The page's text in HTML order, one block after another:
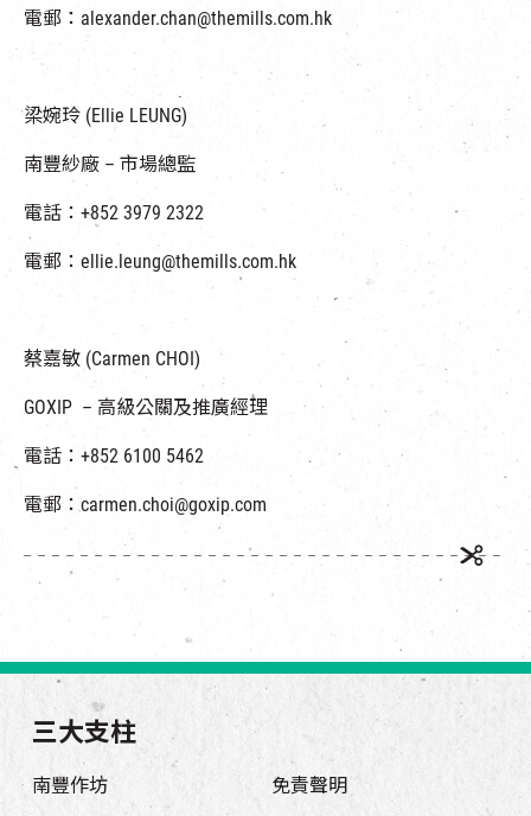
電郵：alexander.chan@themills.com.hk
梁婉玲 (Ellie LEUNG)
南豐紗廠 – 市場總監
電話：+852 3979 2322
電郵：ellie.leung@themills.com.hk
蔡嘉敏 (Carmen CHOI)
GOXIP – 高級公關及推廣經理
電話：+852 6100 5462
電郵：carmen.choi@goxip.com
三大支柱
南豐作坊 免責聲明